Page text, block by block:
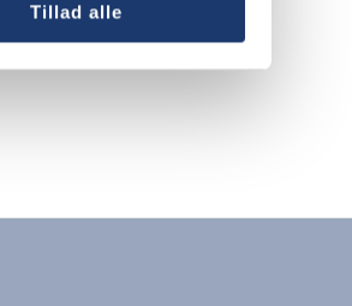
Tillad alle